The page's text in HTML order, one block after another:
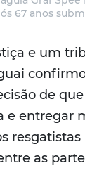
67 anos
e um
de
e entregar
resgatistas
as